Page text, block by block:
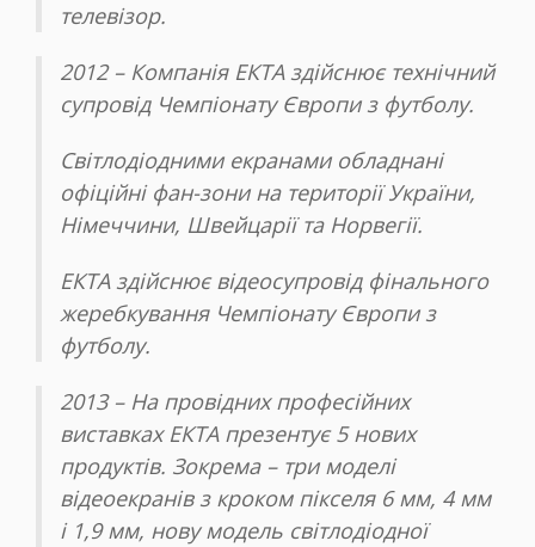
телевізор.
2012 – Компанія ЕКТА здійснює технічний
супровід Чемпіонату Європи з футболу.
Світлодіодними екранами обладнані
офіційні фан-зони на території України,
Німеччини, Швейцарії та Норвегії.
ЕКТА здійснює відеосупровід фінального
жеребкування Чемпіонату Європи з
футболу.
2013 – На провідних професійних
виставках ЕКТА презентує 5 нових
продуктів. Зокрема – три моделі
відеоекранів з кроком пікселя 6 мм, 4 мм
і 1,9 мм, нову модель світлодіодної